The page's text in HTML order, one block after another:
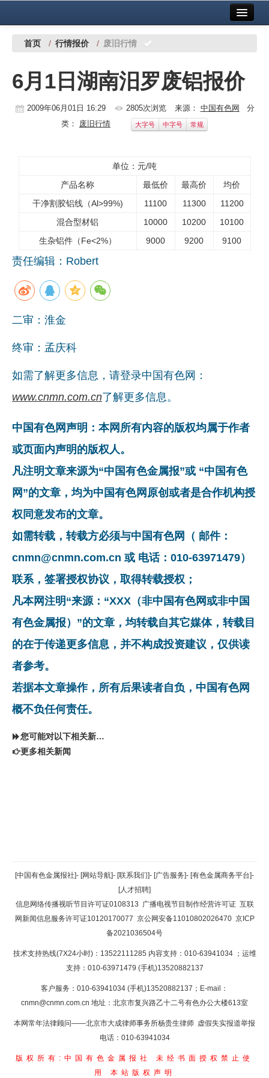
中国有色金属报社主办 广告服务
铜镍铅锌
铝
地矿 建设
党建工作
企业文化
首页 / 行情报价 / 废旧行情
6月1日湖南汨罗废铝报价
2009年06月01日 16:29 2805次浏览 来源： 中国有色网 分
类： 废旧行情 大字号 中字号 常规
单位：元/吨
产品名称
最低价 最高价
均价
干净割胶铝线（Al>99%)
11100 11300
11200
混合型材铝
10000 10200
10100
生杂铝件（Fe<2%）
9000 9200 9100
责任编辑：Robert
二审：淮金
终审：孟庆科
如需了解更多信息，请登录中国有色网：
www.cnmn.com.cn了解更多信息。
中国有色网声明：本网所有内容的版权均属于作者
或页面内声明的版权人。
凡注明文章来源为“中国有色金属报”或 “中国有色
网”的文章，均为中国有色网原创或者是合作机构授
权同意发布的文章。
如需转载，转载方必须与中国有色网（ 邮件：
cnmn@cnmn.com.cn 或 电话：010-63971479）
联系，签署授权协议，取得转载授权；
凡本网注明“来源：“XXX（非中国有色网或非中国
有色金属报）”的文章，均转载自其它媒体，转载目
的在于传递更多信息，并不构成投资建议，仅供读
者参考。
若据本文章操作，所有后果读者自负，中国有色网
概不负任何责任。
您可能对以下相关新闻同样感兴趣
更多相关新闻
返回顶部
返回首页
[中国有色金属报社]- [网站导航]- [联系我们]- [广告服务]- [有色金属商务平台]-
[人才招聘]
信息网络传播视听节目许可证0108313 广播电视节目制作经营许可证 互联
网新闻信息服务许可证10120170077 京公网安备11010802026470 京ICP
备2021036504号
技术支持热线(7X24小时)：13522111285 内容支持：010-63941034 ；运维
支持：010-63971479 (手机)13520882137
客户服务：010-63941034 (手机)13520882137；E-mail：
cnmn@cnmn.com.cn 地址：北京市复兴路乙十二号有色办公大楼613室
本网常年法律顾问——北京市大成律师事务所杨贵生律师 虚假失实报道举报
电话：010-63941034
版权所有:中国有色金属报社
未经书面授权禁止使
用 本站版权声明